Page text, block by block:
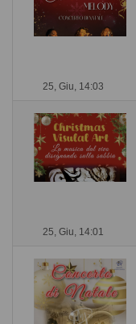
25, Giu, 14:03
25, Giu, 14:01